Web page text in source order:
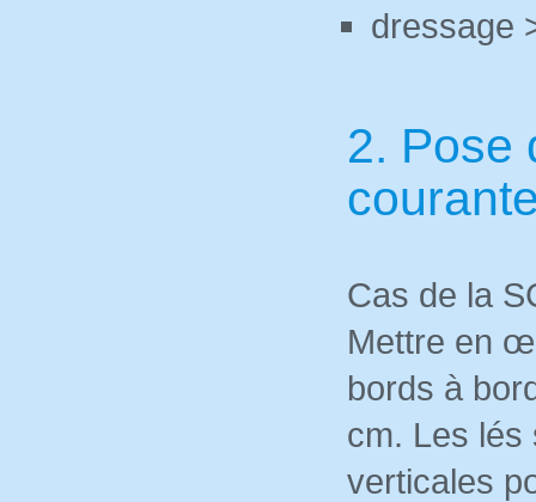
dressage
2. Pose
Cas de la
Mettre en
bords à
cm. Les lés
verticales